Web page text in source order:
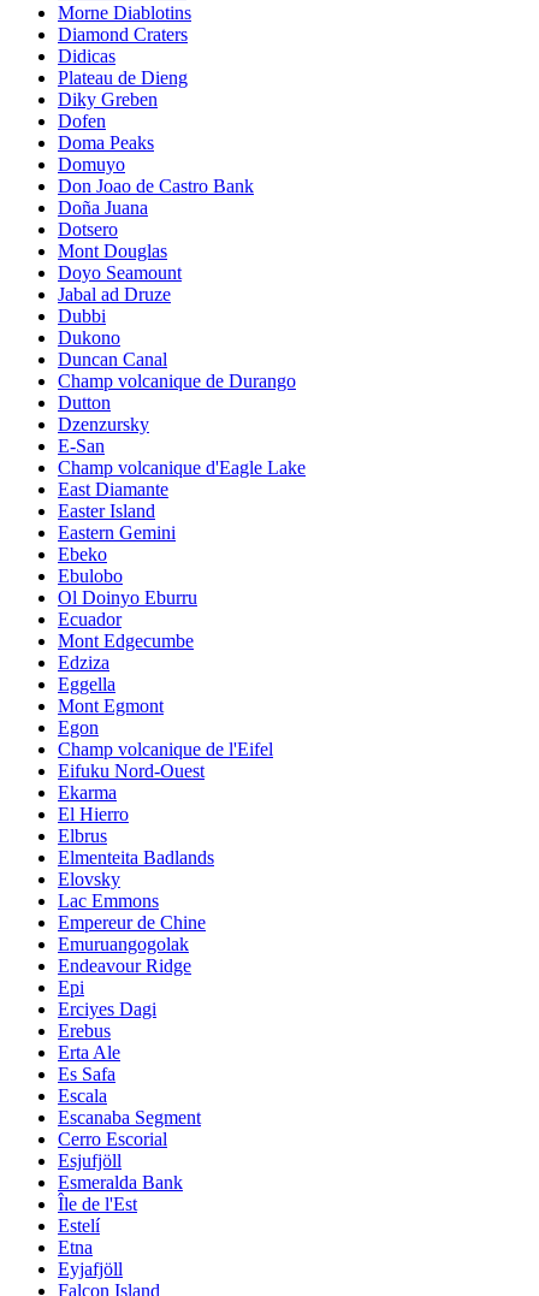
Morne Diablotins
Diamond Craters
Didicas
Plateau de Dieng
Diky Greben
Dofen
Doma Peaks
Domuyo
Don Joao de Castro Bank
Doña Juana
Dotsero
Mont Douglas
Doyo Seamount
Jabal ad Druze
Dubbi
Dukono
Duncan Canal
Champ volcanique de Durango
Dutton
Dzenzursky
E-San
Champ volcanique d'Eagle Lake
East Diamante
Easter Island
Eastern Gemini
Ebeko
Ebulobo
Ol Doinyo Eburru
Ecuador
Mont Edgecumbe
Edziza
Eggella
Mont Egmont
Egon
Champ volcanique de l'Eifel
Eifuku Nord-Ouest
Ekarma
El Hierro
Elbrus
Elmenteita Badlands
Elovsky
Lac Emmons
Empereur de Chine
Emuruangogolak
Endeavour Ridge
Epi
Erciyes Dagi
Erebus
Erta Ale
Es Safa
Escala
Escanaba Segment
Cerro Escorial
Esjufjöll
Esmeralda Bank
Île de l'Est
Estelí
Etna
Eyjafjöll
Falcon Island